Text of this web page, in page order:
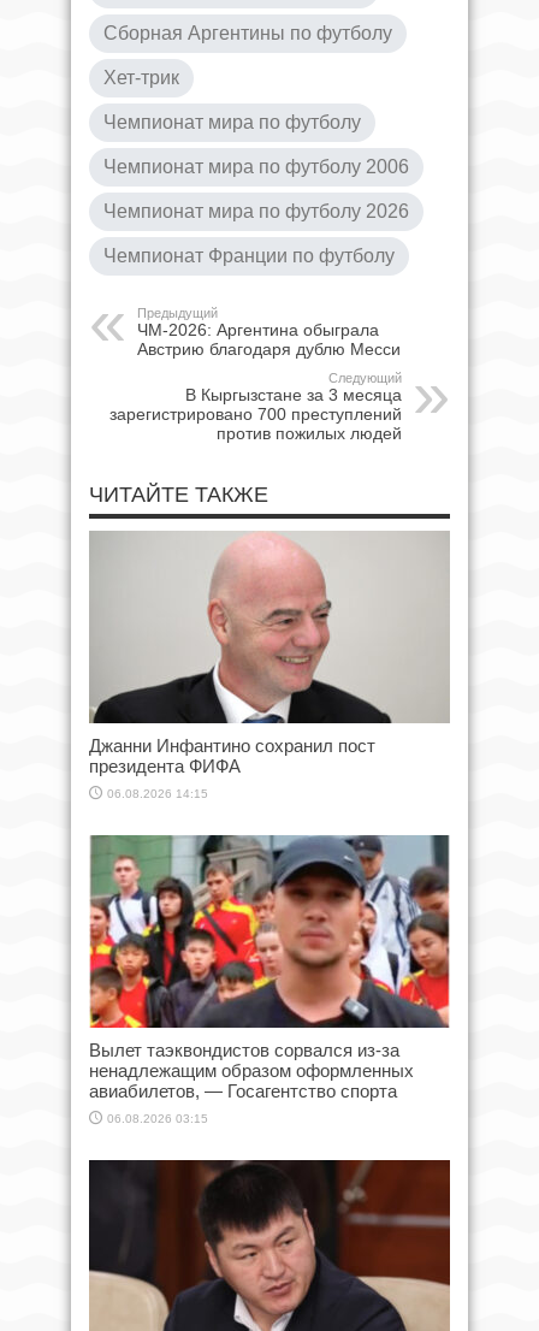
Сборная Аргентины по футболу
Хет-трик
Чемпионат мира по футболу
Чемпионат мира по футболу 2006
Чемпионат мира по футболу 2026
Чемпионат Франции по футболу
Предыдущий
ЧМ-2026: Аргентина обыграла
Австрию благодаря дублю Месси
Следующий
В Кыргызстане за 3 месяца
зарегистрировано 700 преступлений
против пожилых людей
ЧИТАЙТЕ ТАКЖЕ
Джанни Инфантино сохранил пост
президента ФИФА
06.08.2026 14:15
Вылет таэквондистов сорвался из-за
ненадлежащим образом оформленных
авиабилетов, — Госагентство спорта
06.08.2026 03:15